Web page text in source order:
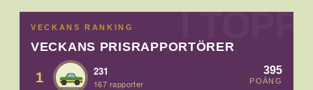
VECKANS RANKING
VECKANS PRISRAPPORTÖRER
1 231
167 rapporter
395
POÄNG